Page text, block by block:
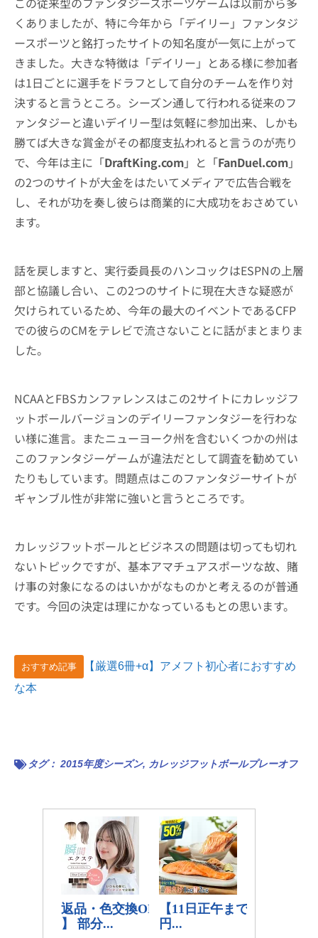
くありましたが、特に今年から「デイリー」ファンタジ
ースポーツと銘打ったサイトの知名度が一気に上がって
きました。大きな特徴は「デイリー」とある様に参加者
は1日ごとに選手をドラフとして自分のチームを作り対
決すると言うところ。シーズン通して行われる従来のフ
ァンタジーと違いデイリー型は気軽に参加出来、しかも
勝てば大きな賞金がその都度支払われると言うのが売り
で、今年は主に「DraftKing.com」と「FanDuel.com」
の2つのサイトが大金をはたいてメディアで広告合戦を
し、それが功を奏し彼らは商業的に大成功をおさめてい
ます。
話を戻しますと、実行委員長のハンコックはESPNの上層
部と協議し合い、この2つのサイトに現在大きな疑惑が
欠けられているため、今年の最大のイベントであるCFP
での彼らのCMをテレビで流さないことに話がまとまりま
した。
NCAAとFBSカンファレンスはこの2サイトにカレッジフ
ットボールバージョンのデイリーファンタジーを行わな
い様に進言。またニューヨーク州を含むいくつかの州は
このファンタジーゲームが違法だとして調査を勧めてい
たりもしています。問題点はこのファンタジーサイトが
ギャンブル性が非常に強いと言うところです。
カレッジフットボールとビジネスの問題は切っても切れ
ないトピックですが、基本アマチュアスポーツな故、賭
け事の対象になるのはいかがなものかと考えるのが普通
です。今回の決定は理にかなっているもとの思います。
おすすめ記事
【厳選6冊+α】アメフト初心者におすすめ
な本
タグ： 2015年度シーズン, カレッジフットボールプレーオフ